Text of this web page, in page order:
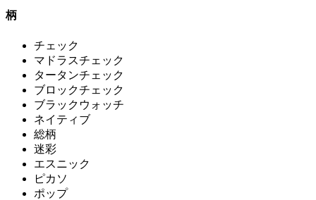
柄
チェック
マドラスチェック
タータンチェック
ブロックチェック
ブラックウォッチ
ネイティブ
総柄
迷彩
エスニック
ピカソ
ポップ